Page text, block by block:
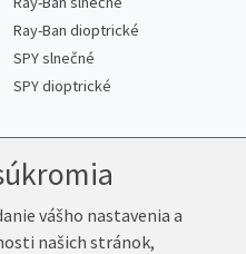
Ray-Ban dioptrické
SPY slnečné
SPY dioptrické
vášho nastavenia a
našich stránok,